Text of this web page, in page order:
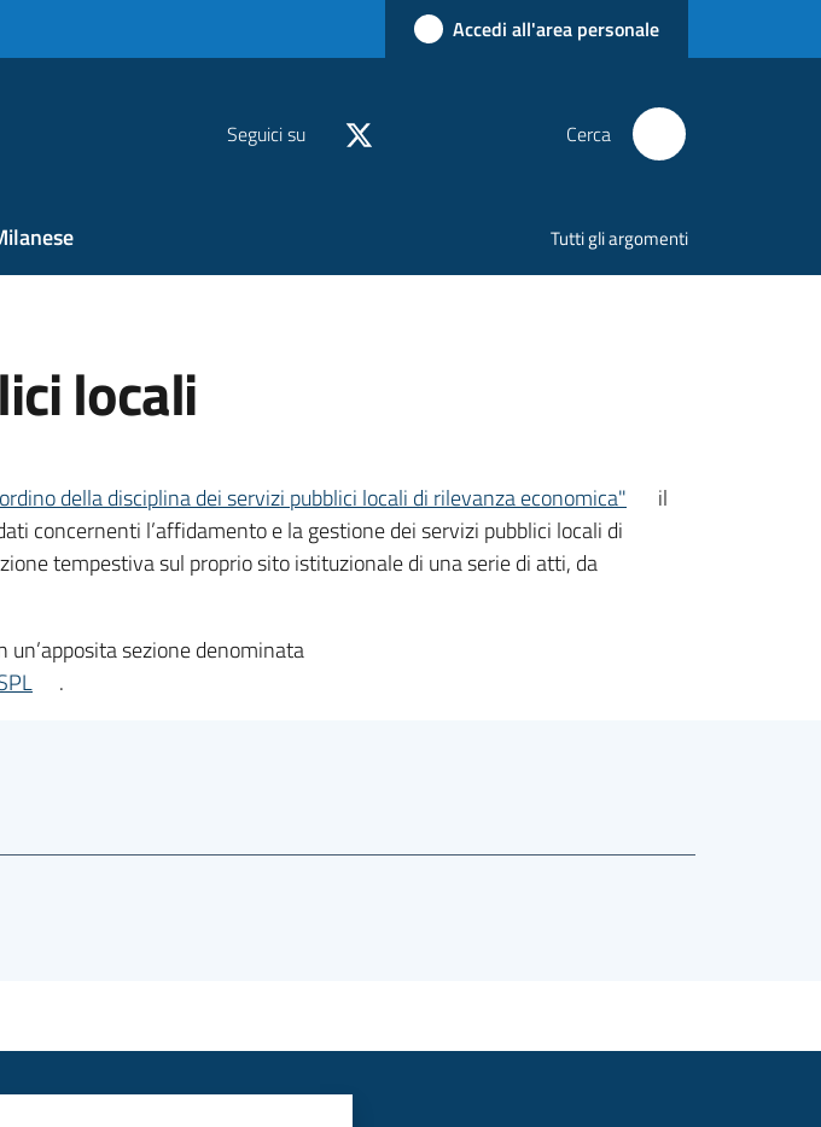
Accedi all'area personale
Seguici su Cerca
Tutti gli argomenti
locali
della disciplina dei servizi pubblici locali di rilevanza economica"
il
concernenti l’affidamento e la gestione dei servizi pubblici locali di
tempestiva sul proprio sito istituzionale di una serie di atti, da
un’apposita sezione denominata
.